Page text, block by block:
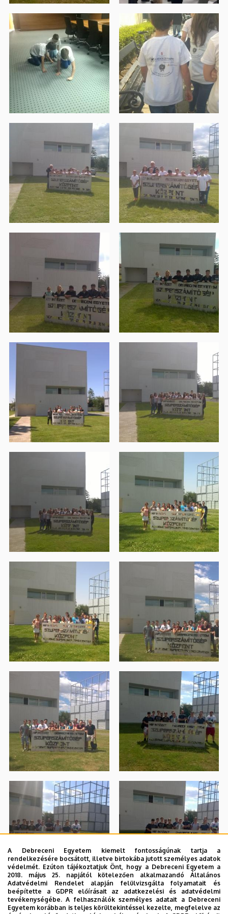
A Debreceni Egyetem kiemelt fontosságúnak tartja a
rendelkezésére bocsátott, illetve birtokába jutott személyes adatok
védelmét. Ezúton tájékoztatjuk Önt, hogy a Debreceni Egyetem a
2018. május 25. napjától kötelezően alkalmazandó Általános
Adatvédelmi Rendelet alapján felülvizsgálta folyamatait és
beépítette a GDPR előírásait az adatkezelési és adatvédelmi
tevékenységébe. A felhasználók személyes adatait a Debreceni
Egyetem korábban is teljes körültekintéssel kezelte, megfelelve az